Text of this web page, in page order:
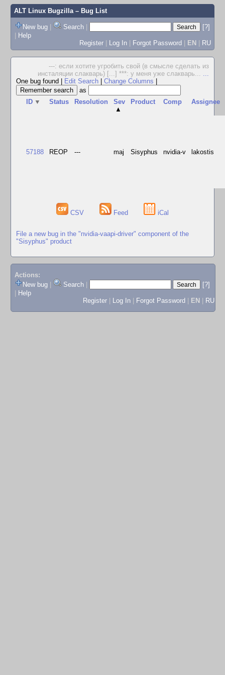
ALT Linux Bugzilla– Bug List
New bug | Search |
[?]
| Help
Register | Log In | Forgot Password | EN | RU
---: если хотите угробить свой (в смысле сделать из
инсталяции слакварь) [...] ***: у меня уже слакварь... ...
One bug found
Edit Search Change Columns
as
ID ▼ Status Resolution
Sev
▲
Product Comp Assignee
57188 REOP --- maj Sisyphus nvidia-v lakostis
CSV Feed iCal
File a new bug in the "nvidia-vaapi-driver" component of the
"Sisyphus" product
Actions:
New bug
Search
[?]
Help
Register
Log In Forgot Password EN RU